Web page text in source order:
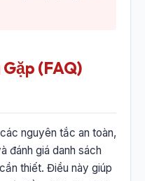
(FAQ)
nguyên tắc an toàn,
đánh giá danh sách
thiết. Điều này giúp